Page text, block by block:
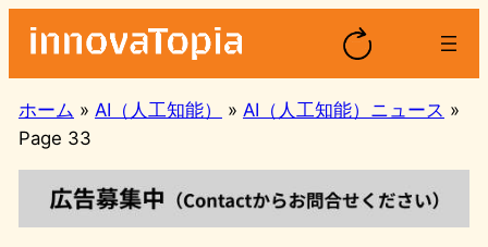
を
ス
キ
ホーム » AI（人工知能） » AI（人工知能）ニュース »
Page 33